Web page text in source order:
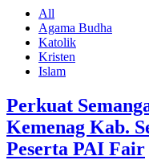
All
Agama Budha
Katolik
Kristen
Islam
Perkuat
Kemenag Kab.
Peserta PAI Fair